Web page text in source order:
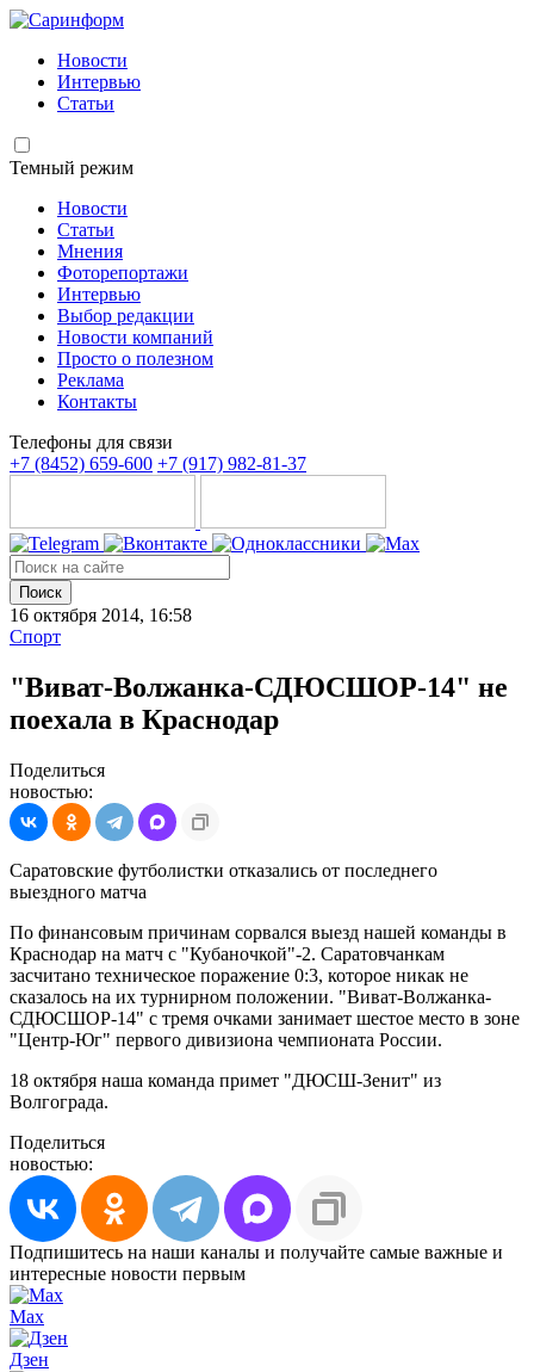
Новости
Интервью
Статьи
Темный режим
Новости
Статьи
Мнения
Фоторепортажи
Интервью
Выбор редакции
Новости компаний
Просто о полезном
Реклама
Контакты
Телефоны для связи
+7 (8452) 659-600 +7 (917) 982-81-37
Поиск
16 октября 2014, 16:58
Спорт
"Виват-Волжанка-СДЮСШОР-14" не
поехала в Краснодар
Поделиться
новостью:
Саратовские футболистки отказались от последнего
выездного матча
По финансовым причинам сорвался выезд нашей команды в
Краснодар на матч с "Кубаночкой"-2. Саратовчанкам
засчитано техническое поражение 0:3, которое никак не
сказалось на их турнирном положении. "Виват-Волжанка-
СДЮСШОР-14" с тремя очками занимает шестое место в зоне
"Центр-Юг" первого дивизиона чемпионата России.
18 октября наша команда примет "ДЮСШ-Зенит" из
Волгограда.
Поделиться
новостью:
Подпишитесь на наши каналы и получайте самые важные и
интересные новости первым
Max
Дзен